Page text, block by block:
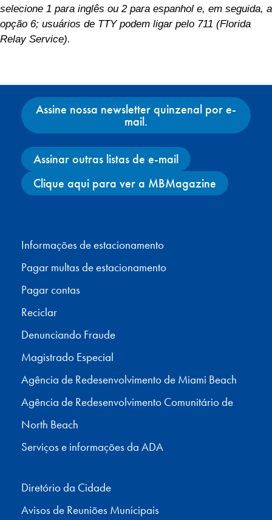
selecione 1 para inglês ou 2 para espanhol e, em seguida, a
opção 6; usuários de TTY podem ligar pelo 711 (Florida
Relay Service).
Assine nossa newsletter quinzenal por e-
mail.
Assinar outras listas de e-mail
Clique aqui para ver a MBMagazine
Informações de estacionamento
Pagar multas de estacionamento
Pagar contas
Reciclar
Denunciando Fraude
Magistrado Especial
Agência de Redesenvolvimento de Miami Beach
Agência de Redesenvolvimento Comunitário de
North Beach
Serviços e informações da ADA
Diretório da Cidade
Avisos de Reuniões Municipais